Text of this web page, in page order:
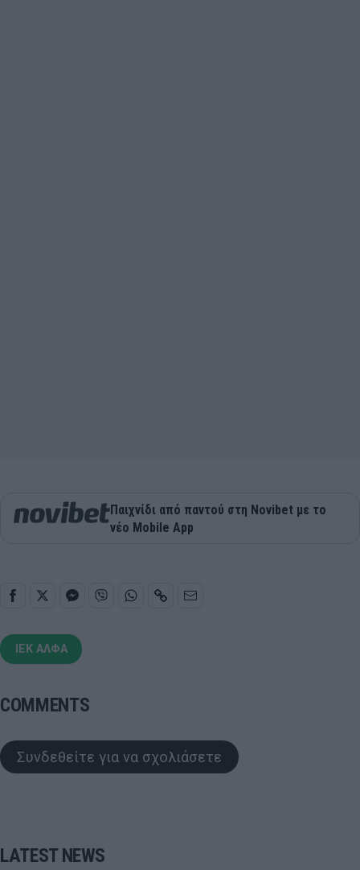
Παιχνίδι από παντού στη Novibet με το
νέο Mobile App
ΙΕΚ ΑΛΦΑ
COMMENTS
Συνδεθείτε για να σχολιάσετε
LATEST NEWS